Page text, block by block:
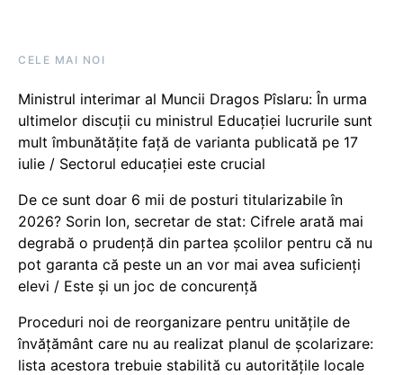
CELE MAI NOI
Ministrul interimar al Muncii Dragos Pîslaru: În urma
ultimelor discuții cu ministrul Educației lucrurile sunt
mult îmbunătățite față de varianta publicată pe 17
iulie / Sectorul educației este crucial
De ce sunt doar 6 mii de posturi titularizabile în
2026? Sorin Ion, secretar de stat: Cifrele arată mai
degrabă o prudență din partea școlilor pentru că nu
pot garanta că peste un an vor mai avea suficienți
elevi / Este și un joc de concurență
Proceduri noi de reorganizare pentru unitățile de
învățământ care nu au realizat planul de școlarizare:
lista acestora trebuie stabilită cu autoritățile locale